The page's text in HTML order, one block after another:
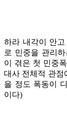
하라 내각이 안
로 민중을 관리
이 겪은 첫 민중
대사 전체적 관점
을 정도 폭동이
이다)